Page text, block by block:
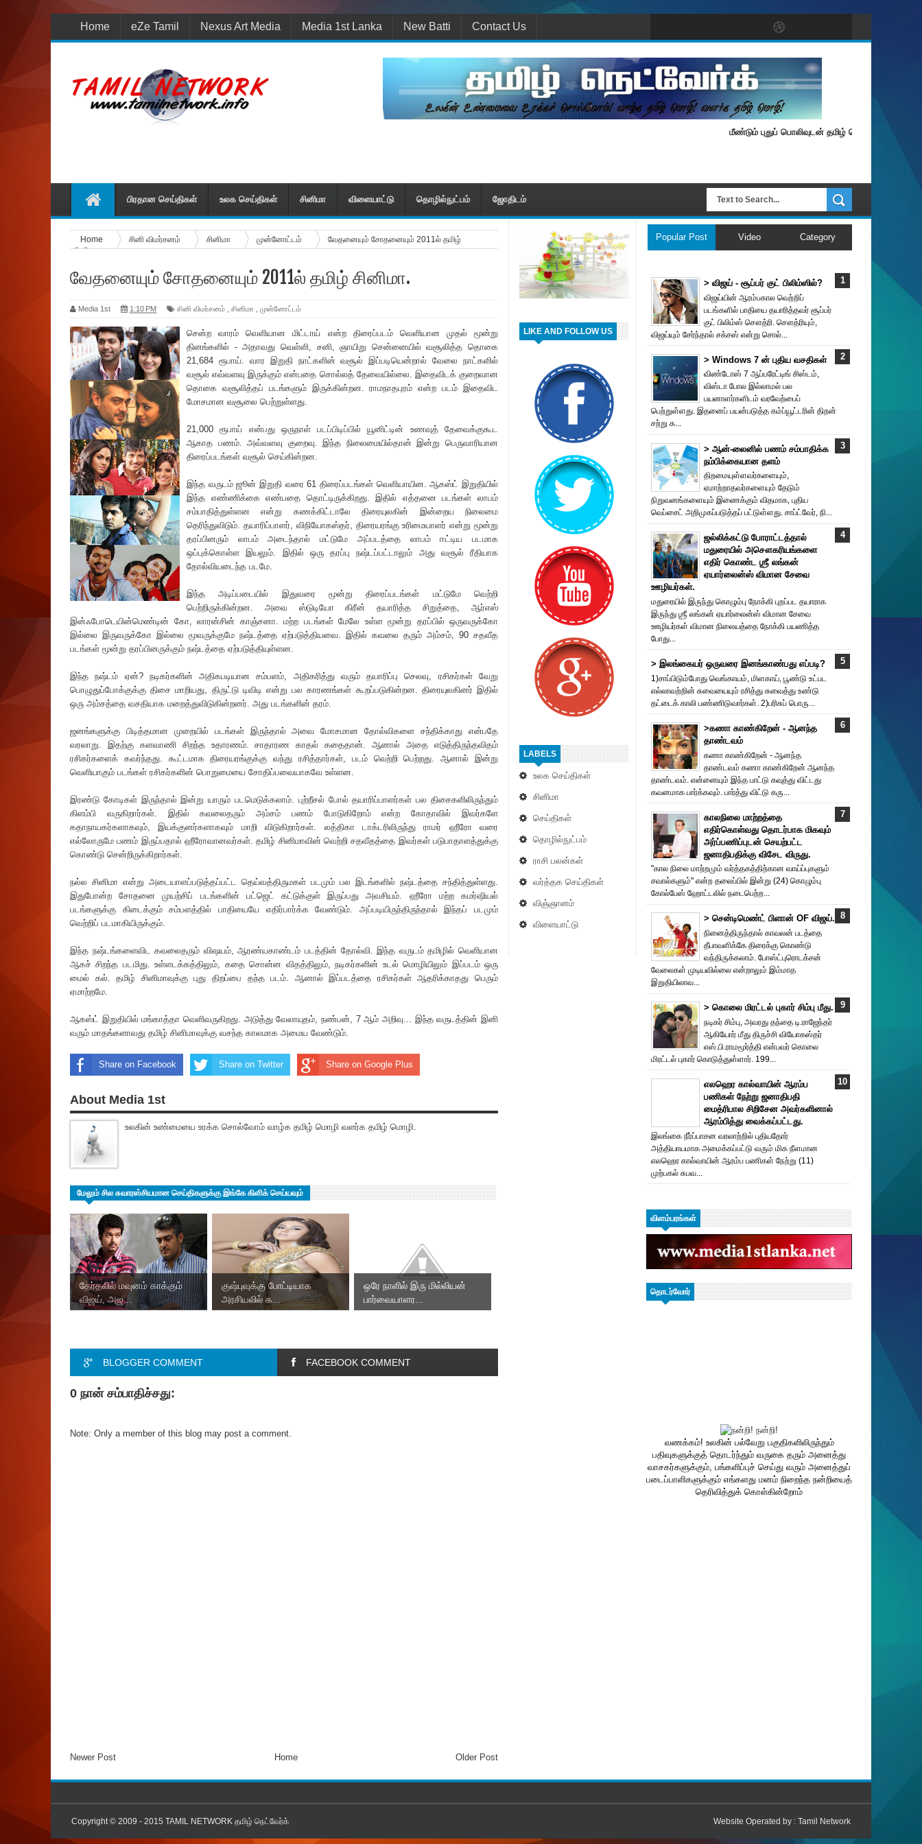
Home eZe Tamil Nexus Art Media Media 1st Lanka New Batti Contact Us
மீண்டும் புதுப் பொலிவுடன் தமிழ் நெட்வேர்க்.
பிரதான செய்திகள் உலக செய்திகள் சினிமா விளையாட்டு தொழில்நுட்பம் ஜோதிடம்
LIKE AND FOLLOW US
LABELS
உலக செய்திகள்
சினிமா
செய்திகள்
தொழில்நுட்பம்
ராசி பலன்கள்
வர்த்தக செய்திகள்
விஞ்ஞானம்
விளையாட்டு
Home சினி விமர்சனம் சினிமா மு‌ன்னோ‌ட்ட‌ம்
வேதனையும் சோதனையும் 2011ல் தமிழ்
சினிமா.
வேதனையும் சோதனையும் 2011ல் தமிழ் சினிமா.
Media 1st 1:10 PM சினி விமர்சனம் சினிமா மு‌ன்னோ‌ட்ட‌ம்
சென்ற வாரம் வெளியான மிட்டாய் என்ற திரைப்படம் வெளியான முதல் மூன்று
தினங்களில் - அதாவது வெள்ளி, சனி, ஞாயிறு சென்னையில் வசூலித்த தொகை
21,684 ரூபாய். வார இறுதி நாட்களின் வசூல் இப்படியென்றால் வேலை நாட்களில்
வசூல் எவ்வளவு இருக்கும் என்பதை சொல்லத் தேவையில்லை. இதைவிட‌க் குறைவான
தொகை வசூலித்தப் படங்களும் இருக்கின்றன. ராமநாதபுரம் என்ற படம் இதைவிட
மோசமான வசூலை பெற்றுள்ளது.
21,000 ரூபாய் என்பது ஒருநாள் படப்பிடிப்பில் யூனிட்டின் உணவுத் தேவைக்குகூட
ஆகாத பணம். அவ்வளவு குறைவு. இந்த நிலைமையில்தான் இன்று பெருவா‌ரியான
திரைப்படங்கள் வசூல் செய்கின்றன.
இந்த வருடம் ஜூன் இறுதி வரை 61 திரைப்படங்கள் வெளியாயின. ஆகஸ்ட் இறுதியில்
இந்த எண்ணிக்கை எண்பதை தொட்டிருக்கிறது. இதில் எத்தனை படங்கள் லாபம்
சம்பாதித்துள்ளன என்று கணக்கிட்டாலே திரையுலகின் இன்றைய நிலைமை
தெ‌ரிந்துவிடும். தயா‌ரிப்பாளர், விநியோகஸ்தர், திரையரங்கு உ‌ரிமையாளர் என்று மூன்று
தரப்பினரும் லாபம் அடைந்தால் மட்டுமே அப்படத்தை லாபம் ஈட்டிய படமாக
ஒப்புக்கொள்ள இயலும். இதில் ஒரு தரப்பு நஷ்டப்பட்டாலும் அது வசூல்‌ ரீதியாக
தோல்வியடைந்த படமே.
இந்த அடிப்படையில் இதுவரை மூன்று திரைப்படங்கள் மட்டுமே வெற்றி
பெற்றிருக்கின்றன. அவை ஸ்டுடியோ கி‌‌ரீன் தயா‌ரித்த சிறுத்தை, ஆர்எஸ்
இன்ஃபோடெயின்மெண்டின் கோ, லாரன்சின் காஞ்சனா. மற்ற படங்கள் மேலே உள்ள மூன்று தரப்பில் ஒருவருக்கோ
இல்லை இருவருக்கோ இல்லை மூவருக்குமே நஷ்டத்தை ஏற்படுத்தியவை. இதில் கவலை தரும் அம்சம், 90 சதவீத
படங்கள் மூன்று தரப்பினருக்கும் நஷ்டத்தை ஏற்படுத்தியுள்ளன.
இந்த நஷ்டம் ஏன்? நடிகர்களின் அதிகபடியான சம்பளம், அதிக‌ரித்து வரும் தயா‌ரிப்பு செலவு, ரசிகர்கள் வேறு
பொழுதுப்போக்குக்கு திசை மாறியது, திருட்டு டிவிடி என்று பல காரணங்கள் கூறப்படுகின்றன. திரையுலகினர் இதில்
ஒரு அம்சத்தை வசதியாக மறைத்துவிடுகின்றனர். அது படங்களின் தரம்.
ஜனங்களுக்கு பிடித்தமான முறையில் படங்கள் இருந்தால் அவை மோசமான தோல்விகளை சந்திக்காது என்பதே
வரலாறு. இதற்கு களவாணி சிறந்த உதாரணம். சாதாரண காதல் கதைதான். ஆனால் அதை எடுத்திருந்தவிதம்
ரசிகர்களை‌க் கவர்ந்தது. கூட்டமாக திரையரங்குக்கு வந்து ரசித்தார்கள், படம் வெற்றி பெற்றது. ஆனால் இன்று
வெளியாகும் படங்கள் ரசிகர்களின் பொறுமையை சோதிப்பவையாகவே உள்ளன.
இரண்டு கோடிகள் இருந்தால் இன்று யாரும் படமெடுக்கலாம். புற்றீசல் போல் தயா‌ரிப்பாளர்கள் பல திசைகளிலிருந்தும்
கிளம்பி வருகிறார்கள். இதில் கவலைதரும் அம்சம் பணம் போடுகிறோம் என்ற கோதாவில் இவர்களே
கதாநாயகர்களாகவும், இயக்குனர்களாகவும் மாறி விடுகிறார்கள். லத்திகா டாக்ட‌ரிலிருந்து ராமர் ஹீரோ வரை
எல்லோருமே பணம் இருப்பதால் ஹீரோவானவர்கள். தமிழ் சினிமாவின் வெற்றி சதவீதத்தை இவர்கள் படுபாதாளத்துக்கு
கொண்டு சென்றிருக்கிறார்கள்.
நல்ல சினிமா என்று அடையாளப்படுத்தப்பட்ட தெய்வத்திருமகள் படமும் பல இடங்களில் நஷ்டத்தை சந்தித்துள்ளது.
இதுபோன்ற சோதனை முயற்சிப் படங்களின் பட்ஜெட் கட்டுக்குள் இருப்பது அவசியம். ஹீரோ மற்ற கமர்ஷியல்
படங்களுக்கு கிடைக்கும் சம்பளத்தில் பாதியையே எதிர்பார்க்க வேண்டும். அப்படியிருந்திருந்தால் இந்தப் படமும்
வெற்றிப் படமாகியிருக்கும்.
இந்த நஷ்டங்களைவிட கவலைதரும் விஷயம், ஆரண்யகாண்டம் படத்தின் தோல்வி. இந்த வருடம் தமிழில் வெளியான
ஆகச் சிறந்த படமிது. உள்ளடக்கத்திலும், கதை சொன்ன விதத்திலும், நடிகர்களின் உடல் மொழியிலும் இப்படம் ஒரு
மைல் கல். தமிழ் சினிமாவுக்கு புது திறப்பை தந்த படம். ஆனால் இப்படத்தை ரசிகர்கள் ஆத‌ரிக்காதது பெரும்
ஏமாற்றமே.
ஆகஸ்ட் இறுதியில் மங்காத்தா வெளிவருகிறது. அடுத்து வேலாயுதம், நண்பன், 7 ஆம் அறிவு... இந்த வருடத்தின் இனி
வரும் மாதங்களாவது தமிழ் சினிமாவுக்கு வசந்த காலமாக அமைய வேண்டும்.
Share on Facebook Share on Twitter Share on Google Plus
About Media 1st
உலகின் உண்மையை உரக்க சொல்வோம் வாழ்க தமிழ் மொழி வளர்க தமிழ் மொழி.
மேலும் சில சுவாரஸ்சியமான செய்திகளுக்கு இங்கே கிளிக் செய்யவும்
தேர்தலில் மவுனம் காக்கும்
விஜய், அஜ...
குஷ்புவுக்கு போட்டியாக
அரசியலில் க...
ஒரே நாளில் இரு மில்லியன்
பார்வையாளர...
BLOGGER COMMENT FACEBOOK COMMENT
0 நான் சம்பாதிச்சது:
Note: Only a member of this blog may post a comment.
Newer Post Older Post
Home
Popular Post Video Category
> விஜய் - சூப்பர் குட் பிலிம்ஸில்?
விஜய்யின் ஆரம்பகால வெற்றிப்
படங்களில் பாதியை தயா‌ரித்தவர் சூப்பர்
குட் பிலிம்ஸ் சௌத்‌ரி. சௌத்‌ரியும்,
விஜய்யும் சேர்ந்தால் சக்சஸ் என்று சொல்...
> Windows 7 ன் புதிய வசதிகள்
விண்டோஸ் 7 ஆப்பரேட்டிங் சிஸ்டம்,
விஸ்டா போல இல்லாமல் பல
பயனாளர்களிடம் வரவேற்பைப்
பெற்றுள்ளது. இதனைப் பயன்படுத்த கம்ப்யூட்டரின் திறன்
சற்று க...
> ஆன்-லைனில் பணம் சம்பாதிக்க
நம்பிக்கையான தளம்
திறமையுள்ளவர்களையும்,
ஏமாற்றாதவர்களையும் தேடும்
நிறுவனங்களையும் இணைக்கும் விதமாக, புதிய
வெப்சைட் அறிமுகப்படுத்தப் பட்டுள்ளது. சாப்ட்வேர், நி...
ஜல்லிக்கட்டு போராட்டத்தால்
மதுரையில் அசௌகரியங்களை
எதிர் கொண்ட ஶ்ரீ லங்கன்
ஏயார்லைன்ஸ் விமான சேவை
ஊழியர்கள்.
மதுரையில் இருந்து கொழும்பு நோக்கி புறப்பட தயாராக
இருந்து ஶ்ரீ லங்கன் ஏயார்லைன்ஸ் விமான சேவை
ஊழியர்கள் விமான நிலையத்தை நோக்கி பயணித்த
போது...
> இலங்கையர் ஒருவரை இனங்காண்பது எப்படி?
1)சாப்பிடும்போது வெங்காயம், மிளகாய், பூண்டு உட்பட
எல்லாவற்றின் சுவையையும் ரசித்து சுவைத்து உண்டு
தட்டைக் காலி பண்ணிடுவார்கள். 2)பரிசுப் பொரு...
>கணா காண்கிறேன் - ஆனந்த
தாண்டவம்
கணா காண்கிறேன் - ஆனந்த
தாண்டவம் கணா காண்கிறேன் ஆனந்த
தாண்டவம். என்னையும் இந்த பாட்டு கவுத்து விட்டது
கவனமாக பார்க்கவும். பார்த்து விட்டு கரு...
காலநிலை மாற்றத்தை
எதிர்கொள்வது தொடர்பாக மிகவும்
அர்ப்பணிப்புடன் செயற்பட்ட
ஜனாதிபதிக்கு விசேட விருது.
"கால நிலை மாற்றமும் வர்த்தகத்திற்கான வாய்ப்புகளும்
சவால்களும்" என்ற தலைப்பில் இன்று (24) கொழும்பு
கோல்பேஸ் ஹோட்டலில் நடைபெற்ற...
> சென்டிமெண்ட் பிளான் OF விஜய்.
நினைத்திருந்தால் காவலன் படத்தை
தீபாவளிக்கே திரைக்கு கொண்டு
வந்திருக்கலாம். போஸ்ட்புரொட‌க்சன்
வேலைகள் முடியவில்லை என்றாலும் இம்மாத
இறுதியிலாவ...
> கொலை மிரட்டல் புகார் சிம்பு மீது.
நடிகர் சிம்பு, அவரது தந்தை டி.ராஜேந்தர்
ஆகியோர் மீது திருச்சி வியோகஸ்தர்
எஸ்.பி.ராமமூர்த்தி என்பவர் கொலை
மிரட்டல் புகார் கொடுத்துள்ளார். 199...
எலஹெர கால்வாயின் ஆரம்ப
பணிகள் நேற்று ஜனாதிபதி
மைத்ரிபால சிறிசேன அவர்களினால்
ஆரம்பித்து வைக்கப்பட்டது.
இலங்கை நீர்ப்பாசன வரலாற்றில் புதியதோர்
அத்தியாயமாக அமைக்கப்பட்டு வரும் மிக நீளமான
எலஹெர கால்வாயின் ஆரம்ப பணிகள் நேற்று (11)
முற்பகல் சுபவ...
விளம்பரங்கள்
தொடர்வோர்
வணக்கம்! உலகின் பல்வேறு பகுதிகளிலிருந்தும்
பதிவுகளுக்குத் தொடர்ந்தும் வருகை தரும் அனைத்து
வாசகர்களுக்கும், பங்களிப்புச் செய்து வரும் அனைத்துப்
படைப்பாளிகளுக்கும் எங்களது மனம் நிறைந்த நன்றியைத்
தெரிவித்துக் கொள்கின்றோம்
Copyright © 2009 - 2015 TAMIL NETWORK தமிழ் நெட்வேர்க் Website Operated by : Tamil Network